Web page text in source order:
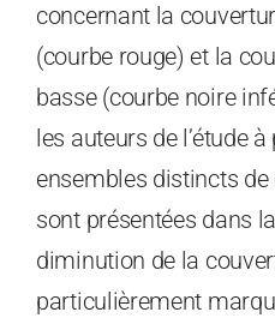
concernant la
(courbe rouge) et la
basse (courbe noire
les auteurs de l’étude
ensembles distincts
sont présentées dans
diminution de la
particulièrement